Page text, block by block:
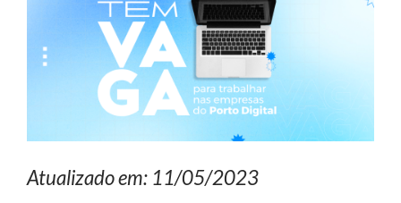
Atualizado em: 11/05/2023